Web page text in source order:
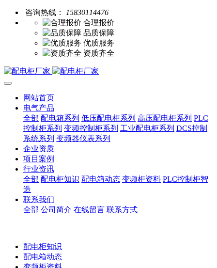
咨询热线：
15830114476
合理报价
品质保障
优质服务
资质齐全
网站首页
电气产品
全部 配电箱系列 低压配电柜系列 高压配电柜系列 PLC
控制柜系列 变频控制柜系列 工业配电柜系列 DCS控制
系统系列 变频器仪表系列
企业资质
项目案例
行业资讯
全部 配电柜知识 配电箱动态 变频柜资料 PLC控制柜智
造
联系我们
全部 公司简介 在线留言 联系方式
配电柜知识
配电箱动态